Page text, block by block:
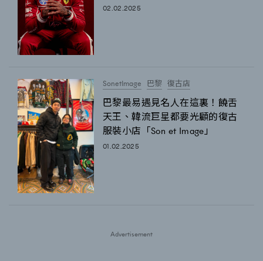
02.02.2025
SonetImage 巴黎 復古店
巴黎最易遇見名人在這裏！饒舌
天王、韓流巨星都要光顧的復古
服裝小店「Son et Image」
01.02.2025
Advertisement